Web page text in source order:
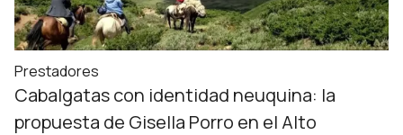
Prestadores
Cabalgatas con identidad neuquina: la
propuesta de Gisella Porro en el Alto